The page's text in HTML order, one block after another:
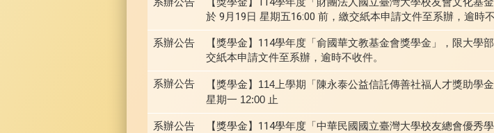
於 9月19日 星期五16:00 前，繳交紙本申請文件至系辦，逾時不
系辦公告
【獎學金】114學年度「俞國華文教基金會獎學金」，限大學
交紙本申請文件至系辦，逾時不收件。
系辦公告 【獎學金】114上學期 「陳永泰公益信託傳善社福人才獎助學金
星期一 12:00 止
系辦公告
【獎學金】114學年度「中華民國國立臺灣大學校友總會優秀